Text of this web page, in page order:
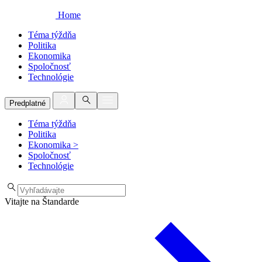
Home
Téma týždňa
Politika
Ekonomika
Spoločnosť
Technológie
Predplatné
Téma týždňa
Politika
Ekonomika >
Spoločnosť
Technológie
Vitajte na Štandarde